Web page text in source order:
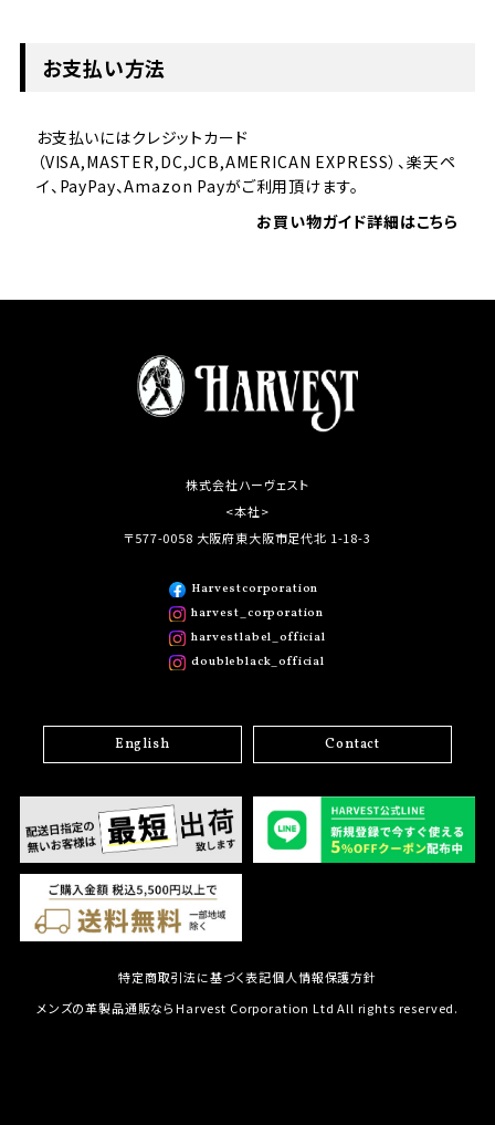
お支払い方法
お支払いにはクレジットカード
（VISA,MASTER,DC,JCB,AMERICAN EXPRESS）、楽天ペ
イ、PayPay、Amazon Payがご利用頂けます。
お買い物ガイド詳細はこちら
株式会社ハーヴェスト
<本社>
〒577-0058 大阪府東大阪市足代北 1-18-3
Harvestcorporation
harvest_corporation
harvestlabel_official
doubleblack_official
English Contact
特定商取引法に基づく表記個人情報保護方針
メンズの革製品通販ならHarvest Corporation Ltd All rights reserved.